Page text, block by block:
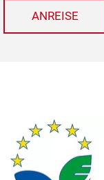
ANREISE